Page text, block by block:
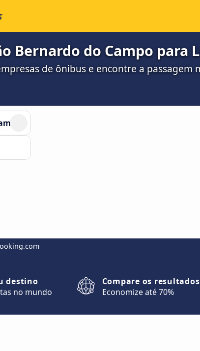
Bernardo do Campo para
de ônibus e encontre a passagem
destino
no mundo
Compare os resultados
Economize até 70%